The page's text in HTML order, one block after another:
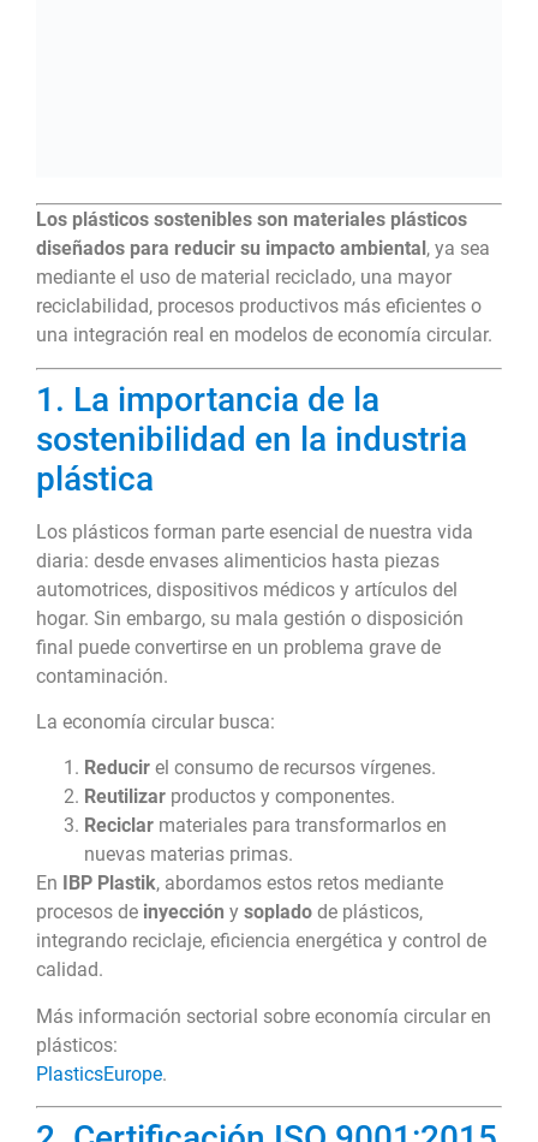
Los plásticos sostenibles son materiales plásticos
diseñados para reducir su impacto ambiental , ya sea
mediante el uso de material reciclado, una mayor
reciclabilidad, procesos productivos más eficientes o
una integración real en modelos de economía circular.
1. La importancia de la
sostenibilidad en la industria
plástica
Los plásticos forman parte esencial de nuestra vida
diaria: desde envases alimenticios hasta piezas
automotrices, dispositivos médicos y artículos del
hogar. Sin embargo, su mala gestión o disposición
final puede convertirse en un problema grave de
contaminación.
La economía circular busca:
Reducir el consumo de recursos vírgenes.
Reutilizar productos y componentes.
Reciclar materiales para transformarlos en
nuevas materias primas.
En
IBP Plastik, abordamos estos retos mediante
procesos de inyección y soplado de plásticos,
integrando reciclaje, eficiencia energética y control de
calidad.
Más información sectorial sobre economía circular en
plásticos:
PlasticsEurope.